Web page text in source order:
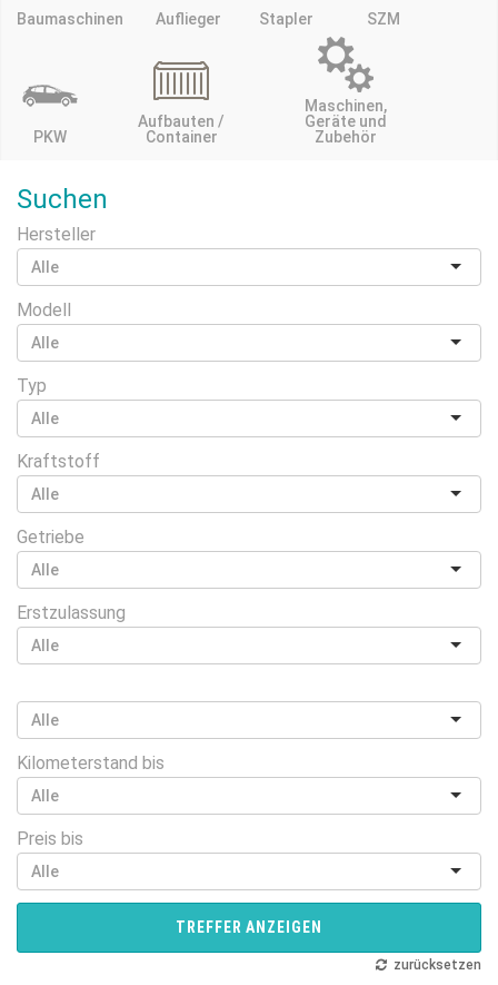
Baumaschinen Auflieger Stapler SZM
PKW
Aufbauten /
Container
Maschinen,
Geräte und
Zubehör
Suchen
Hersteller
Modell
Typ
Kraftstoff
Getriebe
Erstzulassung
Kilometerstand bis
Preis bis
TREFFER ANZEIGEN
zurücksetzen